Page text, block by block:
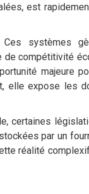
est
Ces systèmes
compétitivité
majeure
elle expose les
certaines
par un
réalité